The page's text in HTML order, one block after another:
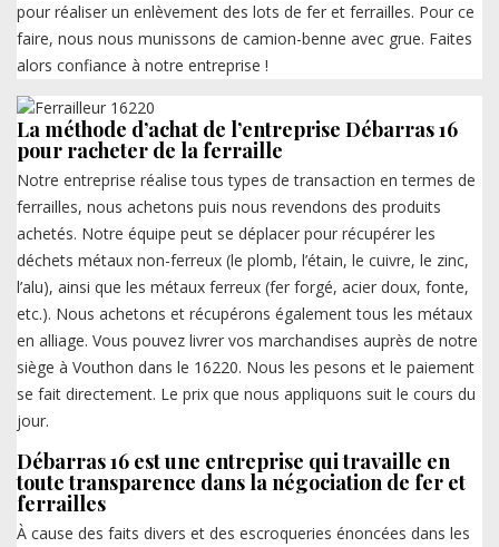
pour réaliser un enlèvement des lots de fer et ferrailles. Pour ce
faire, nous nous munissons de camion-benne avec grue. Faites
alors confiance à notre entreprise !
La méthode d’achat de l’entreprise Débarras 16
pour racheter de la ferraille
Notre entreprise réalise tous types de transaction en termes de
ferrailles, nous achetons puis nous revendons des produits
achetés. Notre équipe peut se déplacer pour récupérer les
déchets métaux non-ferreux (le plomb, l’étain, le cuivre, le zinc,
l’alu), ainsi que les métaux ferreux (fer forgé, acier doux, fonte,
etc.). Nous achetons et récupérons également tous les métaux
en alliage. Vous pouvez livrer vos marchandises auprès de notre
siège à Vouthon dans le 16220. Nous les pesons et le paiement
se fait directement. Le prix que nous appliquons suit le cours du
jour.
Débarras 16 est une entreprise qui travaille en
toute transparence dans la négociation de fer et
ferrailles
À cause des faits divers et des escroqueries énoncées dans les